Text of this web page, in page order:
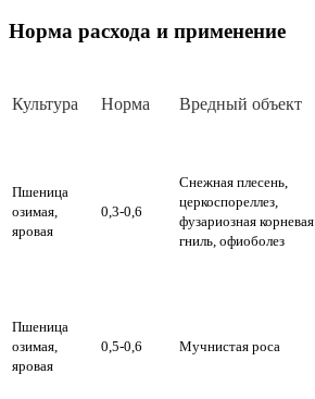
Норма расхода и применение
Куль­ту­ра Нор­ма Вред­ный объ­ект
Пшеница
озимая,
яровая
0,3-0,6
Снежная плесень,
церкоспореллез,
фузариозная корневая
гниль, офиоболез
Пшеница
озимая,
яровая
0,5-0,6 Мучнистая роса